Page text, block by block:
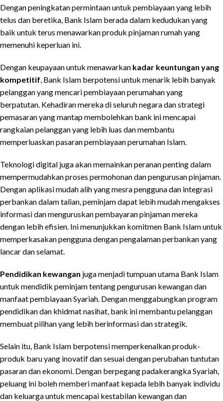
Dengan peningkatan permintaan untuk pembiayaan yang lebih
telus dan beretika, Bank Islam berada dalam kedudukan yang
baik untuk terus menawarkan produk pinjaman rumah yang
memenuhi keperluan ini.
Dengan keupayaan untuk menawarkan kadar keuntungan yang
kompetitif , Bank Islam berpotensi untuk menarik lebih banyak
pelanggan yang mencari pembiayaan perumahan yang
berpatutan. Kehadiran mereka di seluruh negara dan strategi
pemasaran yang mantap membolehkan bank ini mencapai
rangkaian pelanggan yang lebih luas dan membantu
memperluaskan pasaran pembiayaan perumahan Islam.
Teknologi digital juga akan memainkan peranan penting dalam
mempermudahkan proses permohonan dan pengurusan pinjaman.
Dengan aplikasi mudah alih yang mesra pengguna dan integrasi
perbankan dalam talian, peminjam dapat lebih mudah mengakses
informasi dan menguruskan pembayaran pinjaman mereka
dengan lebih efisien. Ini menunjukkan komitmen Bank Islam untuk
memperkasakan pengguna dengan pengalaman perbankan yang
lancar dan selamat.
Pendidikan kewangan juga menjadi tumpuan utama Bank Islam
untuk mendidik peminjam tentang pengurusan kewangan dan
manfaat pembiayaan Syariah. Dengan menggabungkan program
pendidikan dan khidmat nasihat, bank ini membantu pelanggan
membuat pilihan yang lebih berinformasi dan strategik.
Selain itu, Bank Islam berpotensi memperkenalkan produk-
produk baru yang inovatif dan sesuai dengan perubahan tuntutan
pasaran dan ekonomi. Dengan berpegang padakerangka Syariah,
peluang ini boleh memberi manfaat kepada lebih banyak individu
dan keluarga untuk mencapai kestabilan kewangan dan